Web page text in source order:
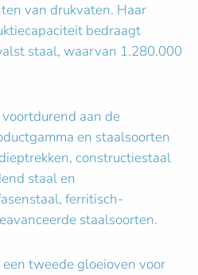
van drukvaten. Haar
bedraagt
staal, waarvan 1.280.000
aan de
en staalsoorten
constructiestaal
staal en
ferritisch-
staalsoorten.
tweede gloeioven voor